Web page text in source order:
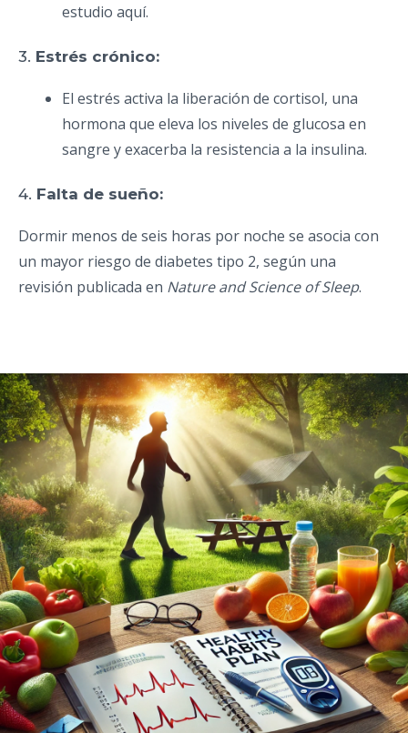
estudio aquí.
3. Estrés crónico:
El estrés activa la liberación de cortisol, una
hormona que eleva los niveles de glucosa en
sangre y exacerba la resistencia a la insulina.
4. Falta de sueño:
Dormir menos de seis horas por noche se asocia con
un mayor riesgo de diabetes tipo 2, según una
revisión publicada en Nature and Science of Sleep.